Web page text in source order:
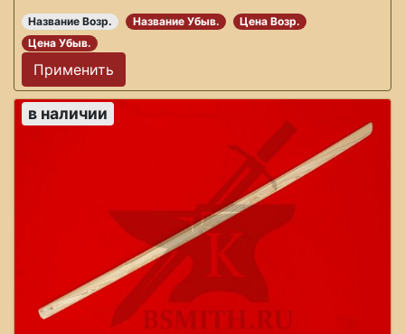
Название Возр. Название Убыв.
Цена Возр.
Цена Убыв.
в наличии